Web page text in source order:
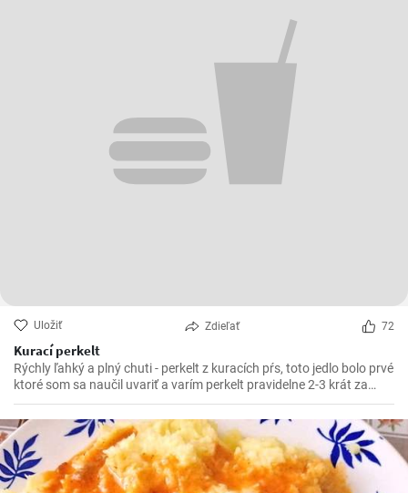
Uložiť Zdieľať 72
Kurací perkelt
Rýchly ľahký a plný chuti - perkelt z kuracích pŕs, toto jedlo bolo prvé
ktoré som sa naučil uvariť a varím perkelt pravidelne 2-3 krát za
mesiac. Vynikajúci kurací perkelt s kolienkami.